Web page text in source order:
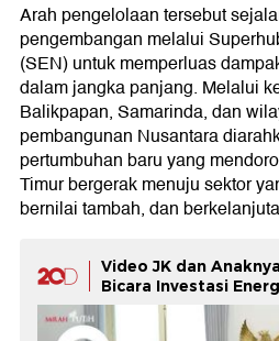
Arah pengelolaan tersebut
pengembangan melalui
(SEN) untuk memperluas
dalam jangka panjang. Melalui
Balikpapan, Samarinda, dan
pembangunan Nusantara
pertumbuhan baru yang
Timur bergerak menuju sektor
bernilai tambah, dan
Video JK dan
Bicara Investasi